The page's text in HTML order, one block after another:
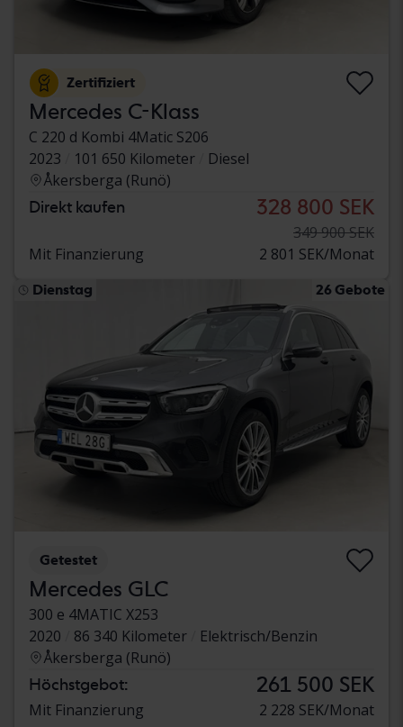
Zertifiziert
Mercedes C-Klass
C 220 d Kombi 4Matic S206
2023
101 650 Kilometer
Diesel
Åkersberga (Runö)
Direkt kaufen 328 800 SEK
349 900 SEK
Mit Finanzierung
2 801 SEK/Monat
Dienstag 26 Gebote
Getestet
Mercedes GLC
300 e 4MATIC X253
2020
86 340 Kilometer
Elektrisch/Benzin
Åkersberga (Runö)
Höchstgebot: 261 500 SEK
Mit Finanzierung 2 228 SEK/Monat